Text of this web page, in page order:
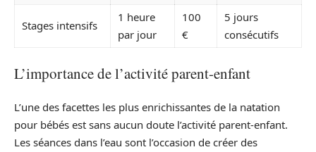
Stages intensifs
1 heure
par jour
100
€
5 jours
consécutifs
L’importance de l’activité parent-enfant
L’une des facettes les plus enrichissantes de la natation
pour bébés est sans aucun doute l’activité parent-enfant.
Les séances dans l’eau sont l’occasion de créer des